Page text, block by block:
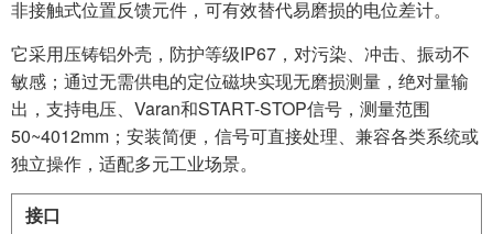
非接触式位置反馈元件，可有效替代易磨损的电位差计。
它采用压铸铝外壳，防护等级IP67，对污染、冲击、振动不
敏感；通过无需供电的定位磁块实现无磨损测量，绝对量输
出，支持电压、Varan和START-STOP信号，测量范围
50~4012mm；安装简便，信号可直接处理、兼容各类系统或
独立操作，适配多元工业场景。
接口